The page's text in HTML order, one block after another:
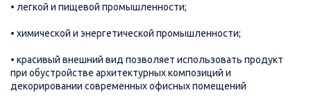
• легкой и пищевой промышленности;
• химической и энергетической промышленности;
• красивый внешний вид позволяет использовать продукт
при обустройстве архитектурных композиций и
декорировании современных офисных помещений